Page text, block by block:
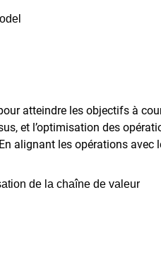
atteindre les objectifs à
et l’optimisation des
les opérations avec
de la chaîne de valeur